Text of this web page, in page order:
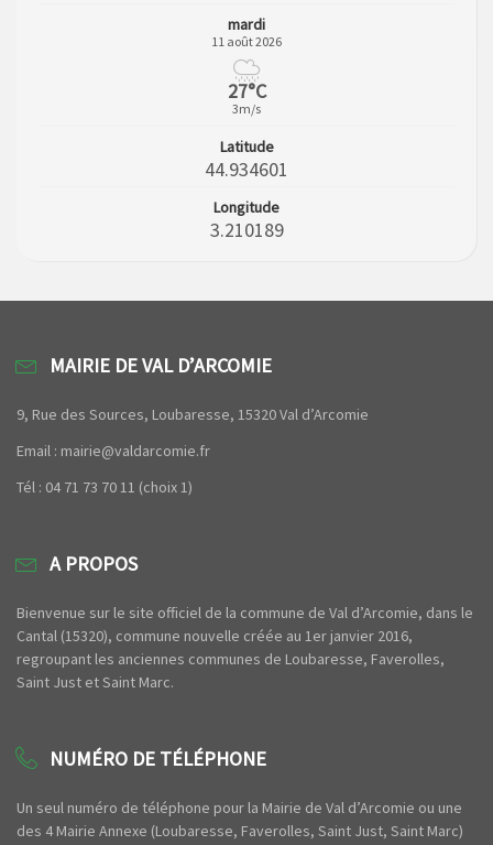
mardi
11 août 2026
27°C
3m/s
Latitude
44.934601
Longitude
3.210189
MAIRIE DE VAL D’ARCOMIE
9, Rue des Sources, Loubaresse, 15320 Val d’Arcomie
Email : mairie@valdarcomie.fr
Tél : 04 71 73 70 11 (choix 1)
A PROPOS
Bienvenue sur le site officiel de la commune de Val d’Arcomie, dans le
Cantal (15320), commune nouvelle créée au 1er janvier 2016,
regroupant les anciennes communes de Loubaresse, Faverolles,
Saint Just et Saint Marc.
NUMÉRO DE TÉLÉPHONE
Un seul numéro de téléphone pour la Mairie de Val d’Arcomie ou une
des 4 Mairie Annexe (Loubaresse, Faverolles, Saint Just, Saint Marc)